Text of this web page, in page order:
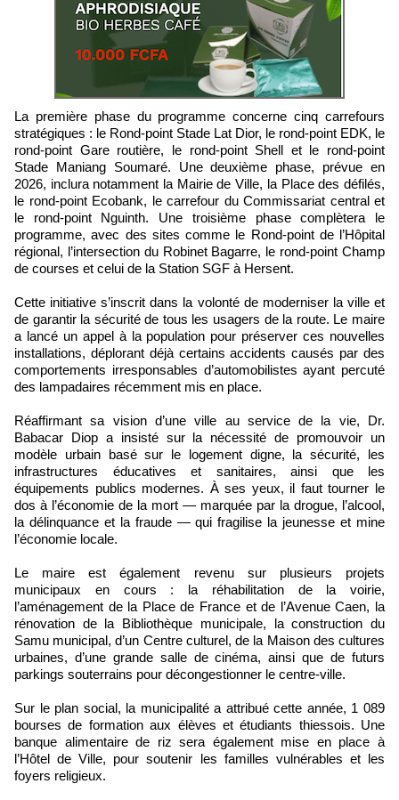
La première phase du programme concerne cinq carrefours
stratégiques : le Rond-point Stade Lat Dior, le rond-point EDK, le
rond-point Gare routière, le rond-point Shell et le rond-point
Stade Maniang Soumaré. Une deuxième phase, prévue en
2026, inclura notamment la Mairie de Ville, la Place des défilés,
le rond-point Ecobank, le carrefour du Commissariat central et
le rond-point Nguinth. Une troisième phase complètera le
programme, avec des sites comme le Rond-point de l’Hôpital
régional, l’intersection du Robinet Bagarre, le rond-point Champ
de courses et celui de la Station SGF à Hersent.
Cette initiative s’inscrit dans la volonté de moderniser la ville et
de garantir la sécurité de tous les usagers de la route. Le maire
a lancé un appel à la population pour préserver ces nouvelles
installations, déplorant déjà certains accidents causés par des
comportements irresponsables d’automobilistes ayant percuté
des lampadaires récemment mis en place.
Réaffirmant sa vision d’une ville au service de la vie, Dr.
Babacar Diop a insisté sur la nécessité de promouvoir un
modèle urbain basé sur le logement digne, la sécurité, les
infrastructures éducatives et sanitaires, ainsi que les
équipements publics modernes. À ses yeux, il faut tourner le
dos à l’économie de la mort — marquée par la drogue, l’alcool,
la délinquance et la fraude — qui fragilise la jeunesse et mine
l’économie locale.
Le maire est également revenu sur plusieurs projets
municipaux en cours : la réhabilitation de la voirie,
l’aménagement de la Place de France et de l’Avenue Caen, la
rénovation de la Bibliothèque municipale, la construction du
Samu municipal, d’un Centre culturel, de la Maison des cultures
urbaines, d’une grande salle de cinéma, ainsi que de futurs
parkings souterrains pour décongestionner le centre-ville.
Sur le plan social, la municipalité a attribué cette année, 1 089
bourses de formation aux élèves et étudiants thiessois. Une
banque alimentaire de riz sera également mise en place à
l’Hôtel de Ville, pour soutenir les familles vulnérables et les
foyers religieux.